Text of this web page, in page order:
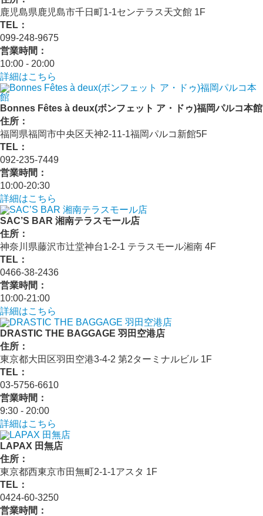
鹿児島県鹿児島市千日町1-1センテラス天文館 1F
TEL：
099-248-9675
営業時間：
10:00 ‐ 20:00
詳細はこちら
Bonnes Fêtes à deux(ボンフェット ア・ドゥ)福岡パルコ本館
住所：
福岡県福岡市中央区天神2-11-1福岡パルコ新館5F
TEL：
092-235-7449
営業時間：
10:00-20:30
詳細はこちら
SAC’S BAR 湘南テラスモール店
住所：
神奈川県藤沢市辻堂神台1-2-1 テラスモール湘南 4F
TEL：
0466-38-2436
営業時間：
10:00-21:00
詳細はこちら
DRASTIC THE BAGGAGE 羽田空港店
住所：
東京都大田区羽田空港3-4-2 第2ターミナルビル 1F
TEL：
03-5756-6610
営業時間：
9:30 - 20:00
詳細はこちら
LAPAX 田無店
住所：
東京都西東京市田無町2-1-1アスタ 1F
TEL：
0424-60-3250
営業時間：